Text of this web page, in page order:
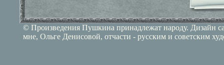
© Произведения Пушкина принадлежат народу. Дизайн
мне, Ольге Денисовой, отчасти - русским и советским